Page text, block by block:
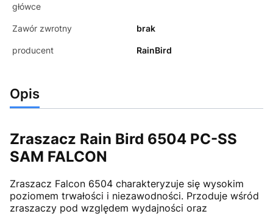
główce
Zawór zwrotny brak
producent RainBird
Opis
Zraszacz Rain Bird 6504 PC-SS
SAM FALCON
Zraszacz Falcon 6504 charakteryzuje się wysokim
poziomem trwałości i niezawodności. Przoduje wśród
zraszaczy pod względem wydajności oraz